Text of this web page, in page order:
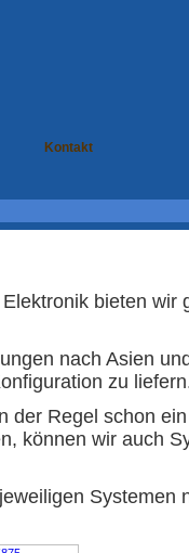
Kontakt
bieten
nach Asien
zu
der Regel schon
können wir auch
Systemen